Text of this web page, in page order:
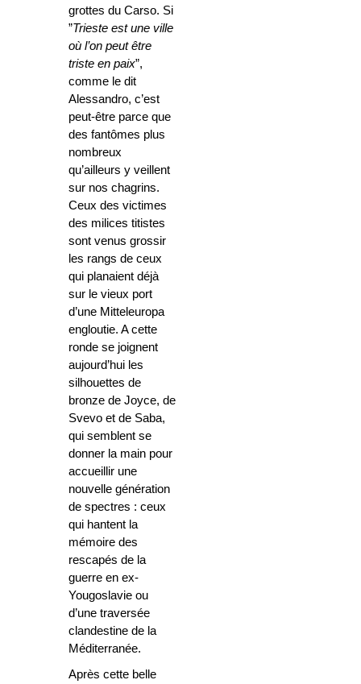
grottes du Carso. Si
”Trieste est une ville
où l’on peut être
triste en paix”,
comme le dit
Alessandro, c’est
peut-être parce que
des fantômes plus
nombreux
qu’ailleurs y veillent
sur nos chagrins.
Ceux des victimes
des milices titistes
sont venus grossir
les rangs de ceux
qui planaient déjà
sur le vieux port
d’une Mitteleuropa
engloutie. A cette
ronde se joignent
aujourd’hui les
silhouettes de
bronze de Joyce, de
Svevo et de Saba,
qui semblent se
donner la main pour
accueillir une
nouvelle génération
de spectres : ceux
qui hantent la
mémoire des
rescapés de la
guerre en ex-
Yougoslavie ou
d’une traversée
clandestine de la
Méditerranée.
Après cette belle